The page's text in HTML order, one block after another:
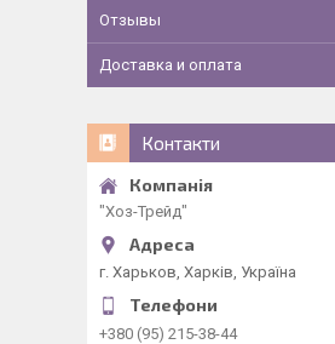
Отзывы
Доставка и оплата
Контакти
"Хоз-Трейд"
г. Харьков, Харків, Україна
+380 (95) 215-38-44